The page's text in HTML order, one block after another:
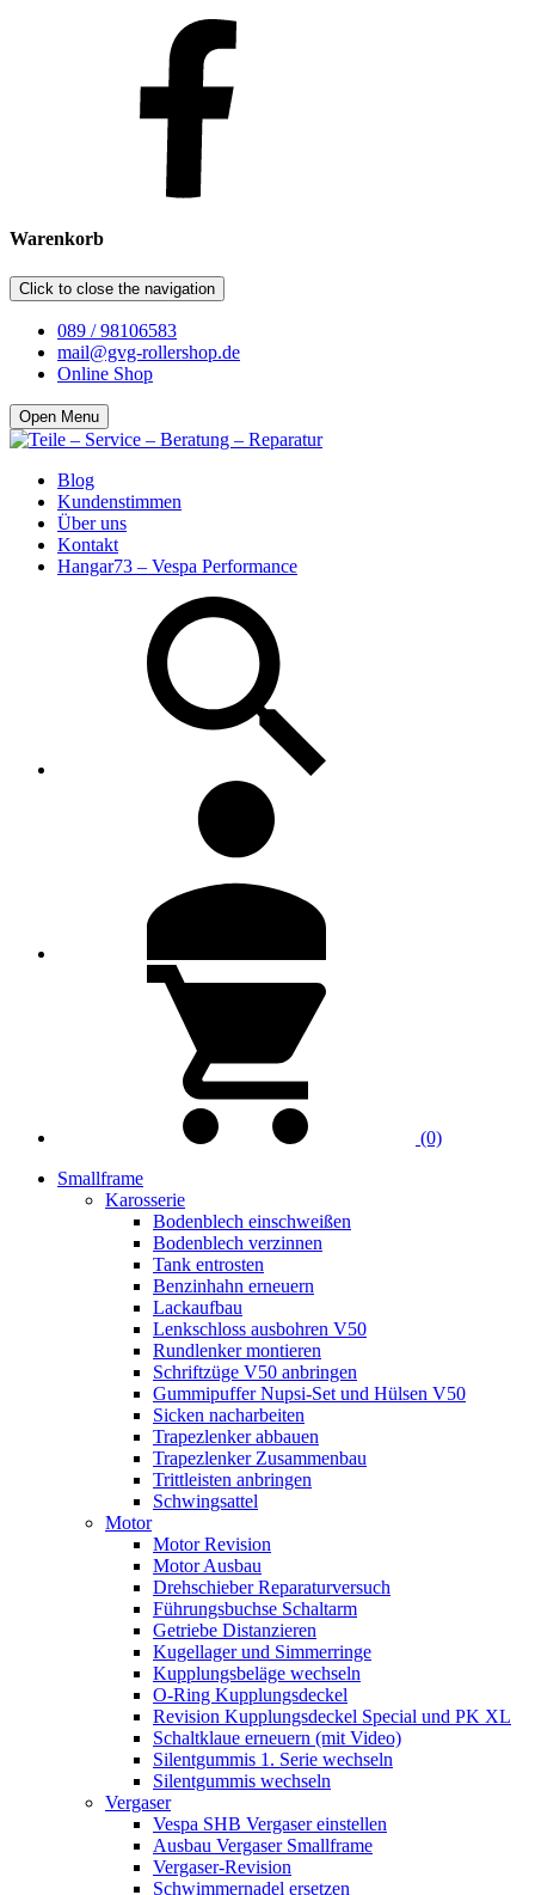
Warenkorb
Click to close the navigation
089 / 98106583
mail@gvg-rollershop.de
Online Shop
Open Menu
Blog
Kundenstimmen
Über uns
Kontakt
Hangar73 – Vespa Performance
(0)
Smallframe
Karosserie
Bodenblech einschweißen
Bodenblech verzinnen
Tank entrosten
Benzinhahn erneuern
Lackaufbau
Lenkschloss ausbohren V50
Rundlenker montieren
Schriftzüge V50 anbringen
Gummipuffer Nupsi-Set und Hülsen V50
Sicken nacharbeiten
Trapezlenker abbauen
Trapezlenker Zusammenbau
Trittleisten anbringen
Schwingsattel
Motor
Motor Revision
Motor Ausbau
Drehschieber Reparaturversuch
Führungsbuchse Schaltarm
Getriebe Distanzieren
Kugellager und Simmerringe
Kupplungsbeläge wechseln
O-Ring Kupplungsdeckel
Revision Kupplungsdeckel Special und PK XL
Schaltklaue erneuern (mit Video)
Silentgummis 1. Serie wechseln
Silentgummis wechseln
Vergaser
Vespa SHB Vergaser einstellen
Ausbau Vergaser Smallframe
Vergaser-Revision
Schwimmernadel ersetzen